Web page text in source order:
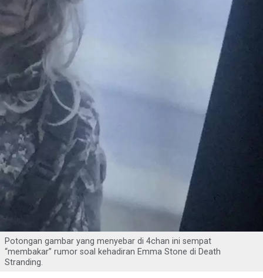
Potongan gambar yang menyebar di 4chan ini sempat
“membakar” rumor soal kehadiran Emma Stone di Death
Stranding.